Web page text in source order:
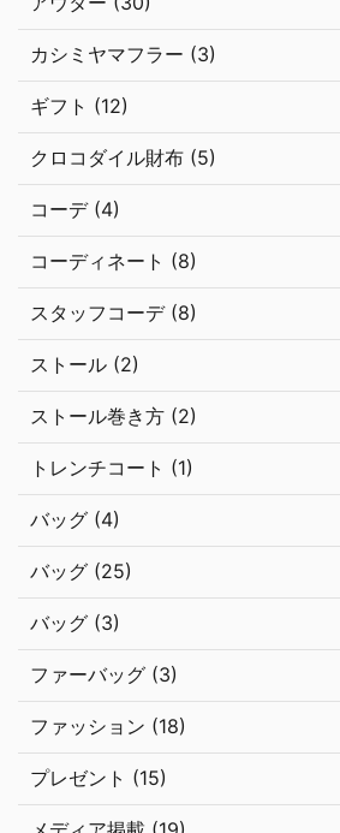
カシミヤマフラー (3)
ギフト (12)
クロコダイル財布 (5)
コーデ (4)
コーディネート (8)
スタッフコーデ (8)
ストール (2)
ストール巻き方 (2)
トレンチコート (1)
バッグ (4)
バッグ (25)
バッグ (3)
ファーバッグ (3)
ファッション (18)
プレゼント (15)